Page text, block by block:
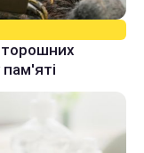
пам'яті